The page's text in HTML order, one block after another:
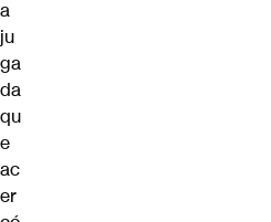
a
ju
ga
da
qu
e
ac
er